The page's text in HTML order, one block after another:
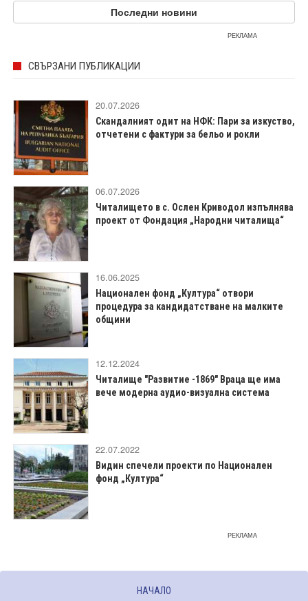
Последни новини
РЕКЛАМА
СВЪРЗАНИ ПУБЛИКАЦИИ
20.07.2026
Скандалният одит на НФК: Пари за изкуство,
отчетени с фактури за бельо и рокли
06.07.2026
Читалището в с. Ослен Криводол изпълнява
проект от Фондация „Народни читалища“
16.06.2025
Национален фонд „Култура“ отвори
процедура за кандидатстване на малките
общини
12.12.2024
Читалище "Развитие -1869" Враца ще има
вече модерна аудио-визуална система
22.07.2022
Видин спечели проекти по Национален
фонд „Култура“
РЕКЛАМА
НАЧАЛО